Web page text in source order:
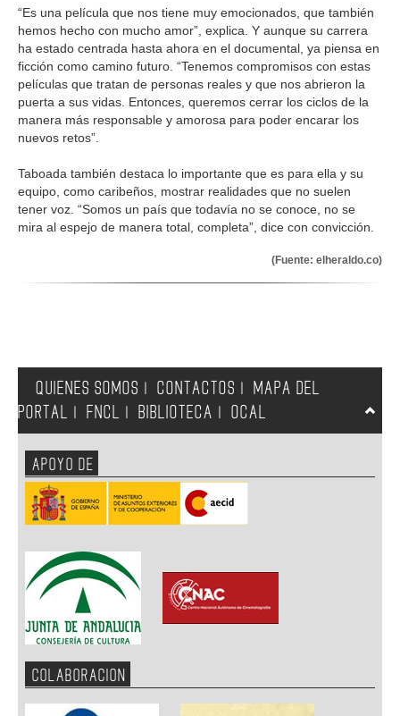
“Es una película que nos tiene muy emocionados, que también
hemos hecho con mucho amor”, explica. Y aunque su carrera
ha estado centrada hasta ahora en el documental, ya piensa en
ficción como camino futuro. “Tenemos compromisos con estas
películas que tratan de personas reales y que nos abrieron la
puerta a sus vidas. Entonces, queremos cerrar los ciclos de la
manera más responsable y amorosa para poder encarar los
nuevos retos”.
Taboada también destaca lo importante que es para ella y su
equipo, como caribeños, mostrar realidades que no suelen
tener voz. “Somos un país que todavía no se conoce, no se
mira al espejo de manera total, completa”, dice con convicción.
(Fuente: elheraldo.co)
QUIENES SOMOS CONTACTOS
MAPA DEL
PORTAL
FNCL BIBLIOTECA OCAL
APOYO DE
COLABORACION